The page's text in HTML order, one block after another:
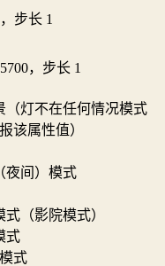
步长 1
，步长 1
（灯不在任何情况模式
该属性值）
夜间）模式
式（影院模式）
式
式